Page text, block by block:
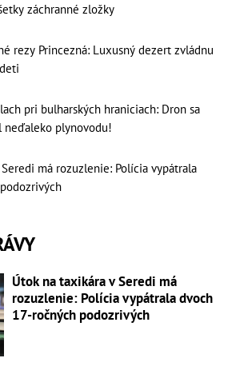
záchranné zložky
rezy Princezná: Luxusný dezert zvládnu
pri bulharských hraniciach: Dron sa
plynovodu!
má rozuzlenie: Polícia vypátrala
Útok na taxikára v Seredi má
rozuzlenie: Polícia vypátrala dvoch
17-ročných podozrivých